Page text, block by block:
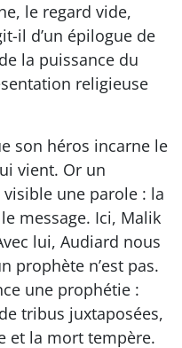
le regard vide,
il d’un épilogue de
la puissance du
religieuse
son héros incarne le
vient. Or un
une parole : la
message. Ici, Malik
lui, Audiard nous
prophète n’est pas.
une prophétie :
tribus juxtaposées,
et la mort tempère.